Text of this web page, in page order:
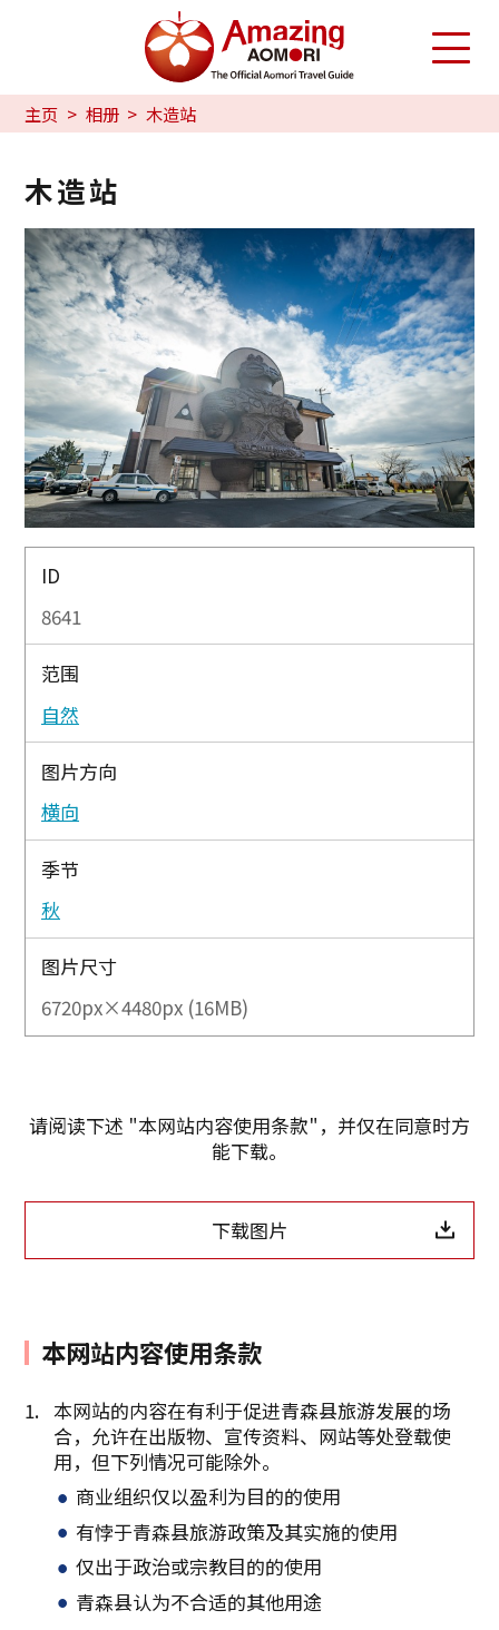
主页 相册 木造站
木造站
ID
8641
范围
自然
图片方向
横向
季节
秋
图片尺寸
6720px×4480px (16MB)
请阅读下述 "本网站内容使用条款"，并仅在同意时方
能下载。
下载图片
本网站内容使用条款
本网站的内容在有利于促进青森县旅游发展的场
合，允许在出版物、宣传资料、网站等处登载使
用，但下列情况可能除外。
商业组织仅以盈利为目的的使用
有悖于青森县旅游政策及其实施的使用
仅出于政治或宗教目的的使用
青森县认为不合适的其他用途
复制链接